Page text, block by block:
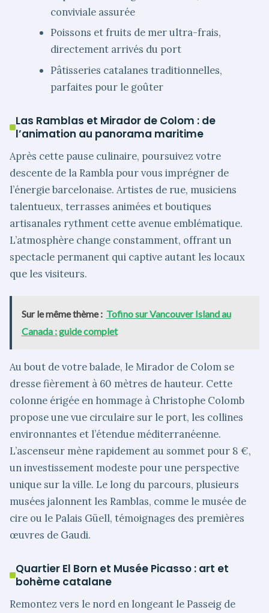
conviviale assurée
Poissons et fruits de mer ultra-frais,
directement arrivés du port
Pâtisseries catalanes traditionnelles,
parfaites pour le goûter
Las Ramblas et Mirador de Colom : de
l’animation au panorama maritime
Après cette pause culinaire, poursuivez votre
descente de la Rambla pour vous imprégner de
l’énergie barcelonaise. Artistes de rue, musiciens
talentueux, terrasses animées et boutiques
artisanales rythment cette avenue emblématique.
L’atmosphère change constamment, offrant un
spectacle permanent qui captive autant les locaux
que les visiteurs.
Sur le même thème : Tofino sur Vancouver Island au
Canada : guide complet
Au bout de votre balade, le Mirador de Colom se
dresse fièrement à 60 mètres de hauteur. Cette
colonne érigée en hommage à Christophe Colomb
propose une vue circulaire sur le port, les collines
environnantes et l’étendue méditerranéenne.
L’ascenseur mène rapidement au sommet pour 8 €,
un investissement modeste pour une perspective
unique sur la ville. Le long du parcours, plusieurs
musées jalonnent les Ramblas, comme le musée de
cire ou le Palais Güell, témoignages des premières
œuvres de Gaudi.
Quartier El Born et Musée Picasso : art et
bohème catalane
Remontez vers le nord en longeant le Passeig de